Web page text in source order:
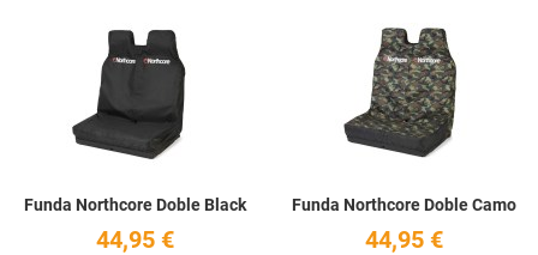
Add to Wishlist
Funda Northcore Doble Black
44,95 €
Funda Northcore Doble Camo
44,95 €